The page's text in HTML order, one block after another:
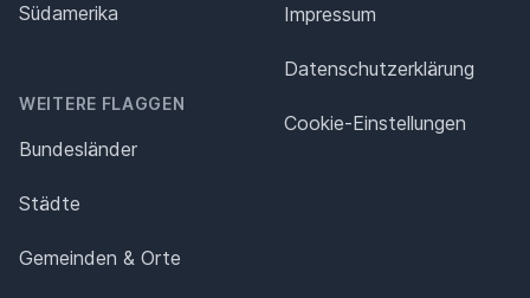
Südamerika
WEITERE FLAGGEN
Bundesländer
Städte
Gemeinden & Orte
Impressum
Datenschutz­erklärung
Cookie-Einstellungen